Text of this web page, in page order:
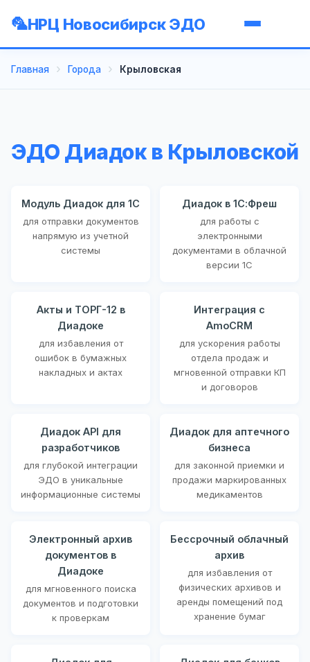
НРЦ Новосибирск ЭДО
Главная Города Крыловская
ЭДО Диадок в Крыловской
Модуль Диадок для 1С
для отправки документов
напрямую из учетной
системы
Диадок в 1С:Фреш
для работы с
электронными
документами в облачной
версии 1С
Акты и ТОРГ-12 в
Диадоке
для избавления от
ошибок в бумажных
накладных и актах
Интеграция с
AmoCRM
для ускорения работы
отдела продаж и
мгновенной отправки КП
и договоров
Диадок API для
разработчиков
для глубокой интеграции
ЭДО в уникальные
информационные системы
Диадок для аптечного
бизнеса
для законной приемки и
продажи маркированных
медикаментов
Электронный архив
документов в
Диадоке
для мгновенного поиска
документов и подготовки
к проверкам
Бессрочный облачный
архив
для избавления от
физических архивов и
аренды помещений под
хранение бумаг